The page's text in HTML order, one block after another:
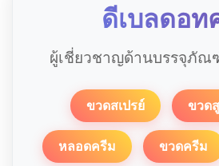
ดีเบลดอท
ผู้เชี่ยวชาญด้านบรรจุภัณ
ขวดสเปรย์ ขวด
หลอดครีม ขวดครีม